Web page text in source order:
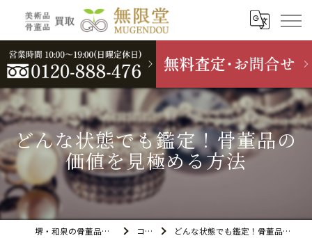
どんな状態でも鑑定！骨董品の
価値を見極める方法
堺・和泉の骨董品買取なら無限堂 コラム どんな状態でも鑑定！骨董品の価値を見極める方法